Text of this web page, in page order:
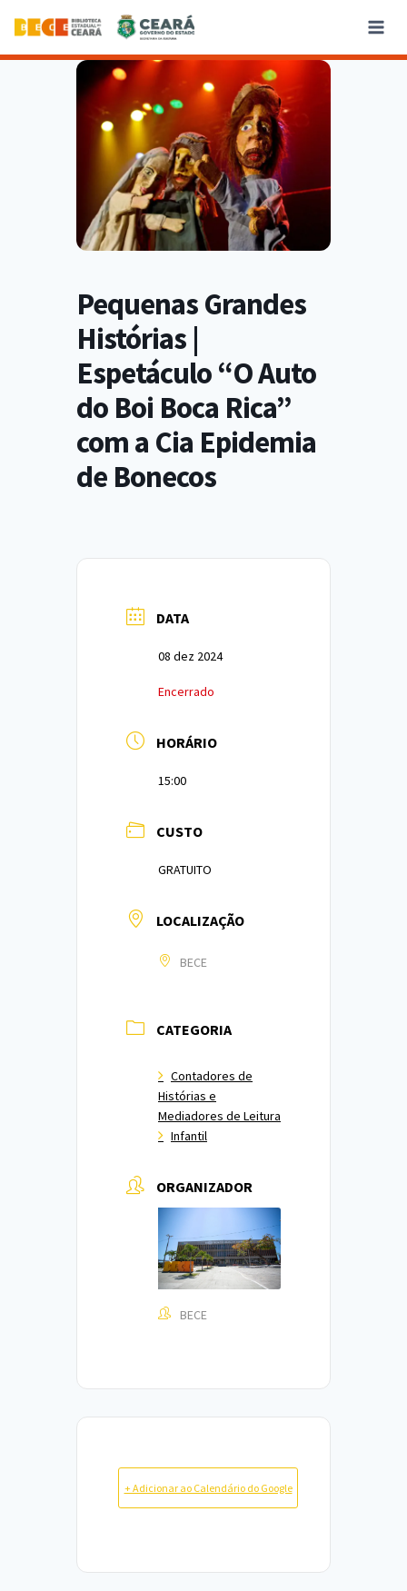
Pequenas Grandes
Histórias |
Espetáculo “O Auto
do Boi Boca Rica”
com a Cia Epidemia
de Bonecos
DATA
08 dez 2024
Encerrado
HORÁRIO
15:00
CUSTO
GRATUITO
LOCALIZAÇÃO
BECE
CATEGORIA
Contadores de
Histórias e
Mediadores de Leitura
Infantil
ORGANIZADOR
BECE
+ Adicionar ao Calendário do Google